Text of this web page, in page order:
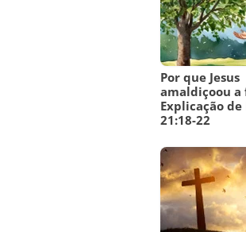
Por que Jesus
amaldiçoou a
Explicação
21:18-22